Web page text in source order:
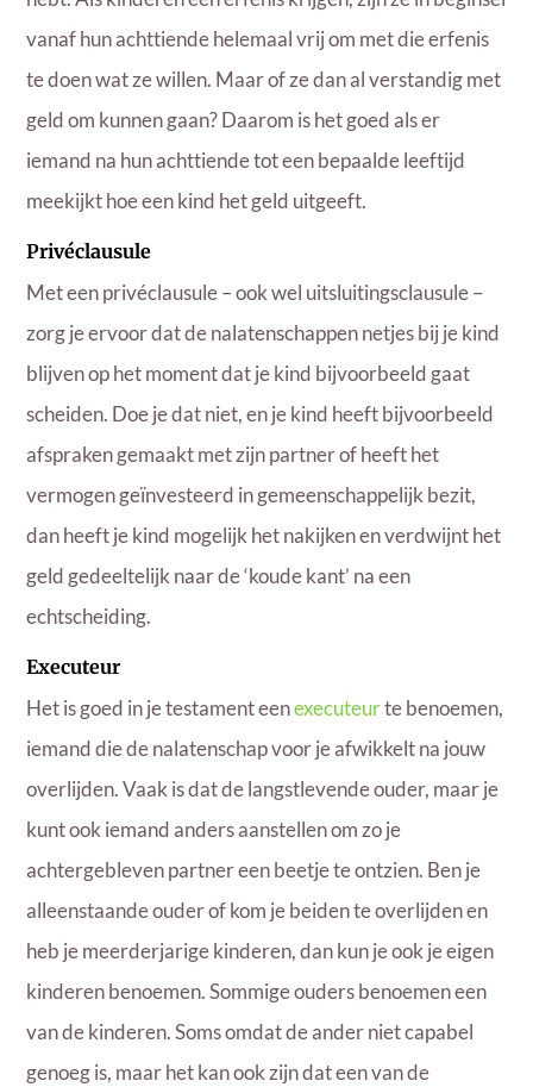
vanaf hun achttiende helemaal vrij om met die erfenis
te doen wat ze willen. Maar of ze dan al verstandig met
geld om kunnen gaan? Daarom is het goed als er
iemand na hun achttiende tot een bepaalde leeftijd
meekijkt hoe een kind het geld uitgeeft.
Privéclausule
Met een privéclausule – ook wel uitsluitingsclausule –
zorg je ervoor dat de nalatenschappen netjes bij je kind
blijven op het moment dat je kind bijvoorbeeld gaat
scheiden. Doe je dat niet, en je kind heeft bijvoorbeeld
afspraken gemaakt met zijn partner of heeft het
vermogen geïnvesteerd in gemeenschappelijk bezit,
dan heeft je kind mogelijk het nakijken en verdwijnt het
geld gedeeltelijk naar de ‘koude kant’ na een
echtscheiding.
Executeur
Het is goed in je testament eenexecuteurte benoemen,
iemand die de nalatenschap voor je afwikkelt na jouw
overlijden. Vaak is dat de langstlevende ouder, maar je
kunt ook iemand anders aanstellen om zo je
achtergebleven partner een beetje te ontzien. Ben je
alleenstaande ouder of kom je beiden te overlijden en
heb je meerderjarige kinderen, dan kun je ook je eigen
kinderen benoemen. Sommige ouders benoemen een
van de kinderen. Soms omdat de ander niet capabel
genoeg is, maar het kan ook zijn dat een van de